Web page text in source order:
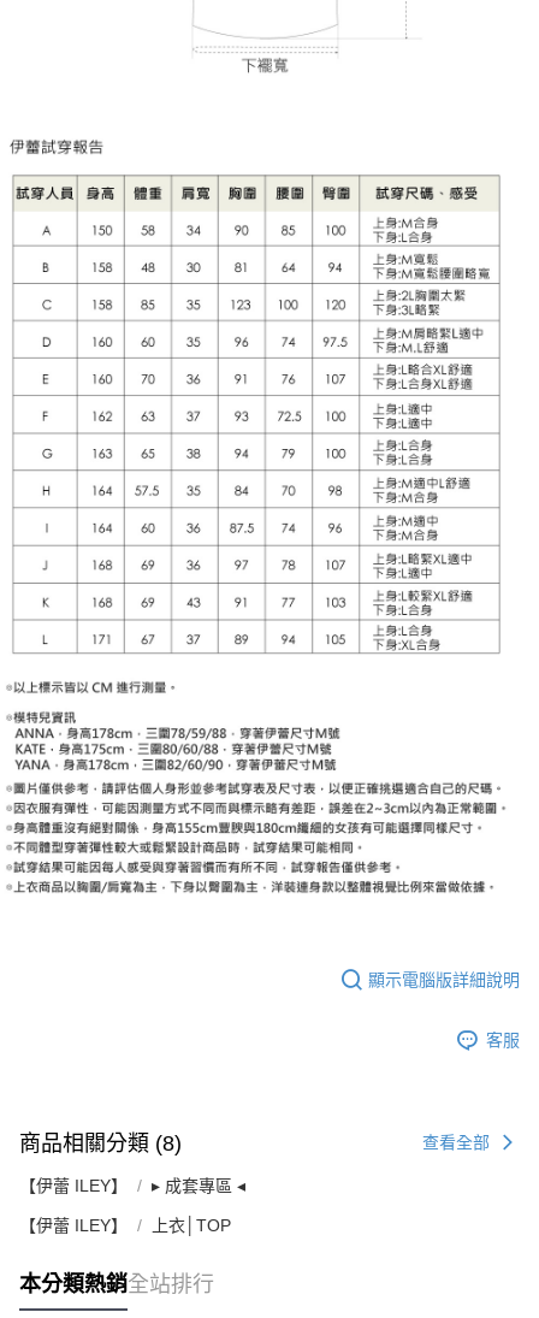
顯示電腦版詳細說明
客服
商品相關分類 (8) 查看全部
【伊蕾 ILEY】 ▸ 成套專區 ◂
【伊蕾 ILEY】 上衣│TOP
本分類熱銷全站排行